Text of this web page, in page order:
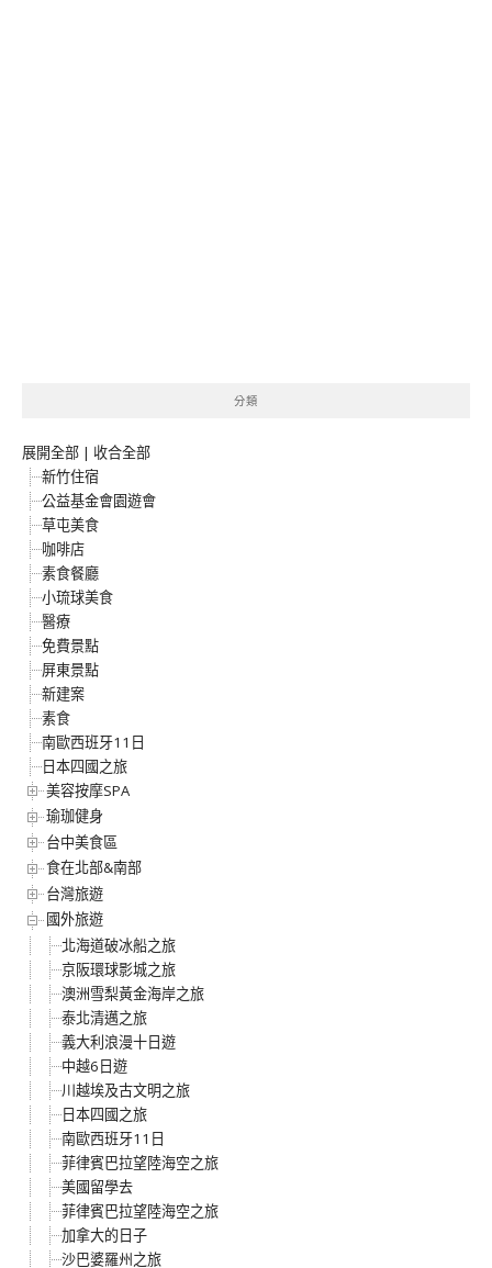
分類
展開全部 | 收合全部
新竹住宿
公益基金會園遊會
草屯美食
咖啡店
素食餐廳
小琉球美食
醫療
免費景點
屏東景點
新建案
素食
南歐西班牙11日
日本四國之旅
美容按摩SPA
瑜珈健身
台中美食區
食在北部&南部
台灣旅遊
國外旅遊
北海道破冰船之旅
京阪環球影城之旅
澳洲雪梨黃金海岸之旅
泰北清邁之旅
義大利浪漫十日遊
中越6日遊
川越埃及古文明之旅
日本四國之旅
南歐西班牙11日
菲律賓巴拉望陸海空之旅
美國留學去
菲律賓巴拉望陸海空之旅
加拿大的日子
沙巴婆羅州之旅